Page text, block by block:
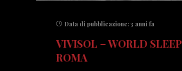
Data di pubblicazione:3 anni fa
VIVISOL – WORLD SLEEP
ROMA